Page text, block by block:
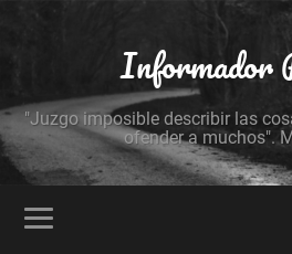
Informador
"Juzgo imposible describir las
ofender a muchos".